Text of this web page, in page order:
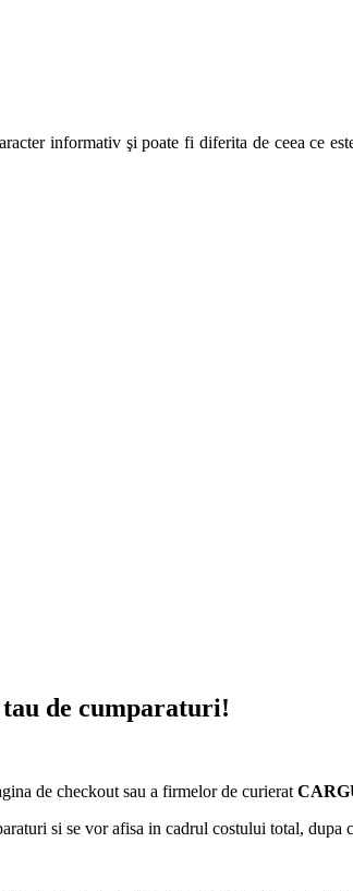
informativ şi poate fi diferita de ceea ce
de cumparaturi!
de checkout sau a firmelor de curierat
si se vor afisa in cadrul costului total, dupa